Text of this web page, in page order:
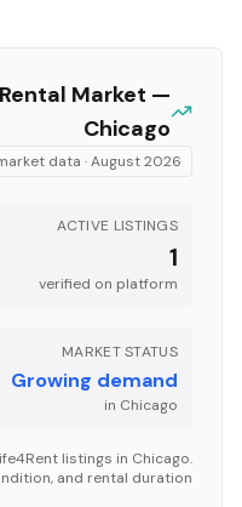
Rental Market —
Chicago
data ·August 2026
ACTIVE LISTINGS
1
verified on platform
MARKET STATUS
Growing demand
in Chicago
listings in Chicago.
and rental duration.